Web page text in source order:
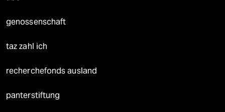
genossenschaft
taz zahl ich
recherchefonds ausland
panterstiftung